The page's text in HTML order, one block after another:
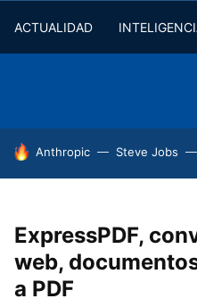
ACTUALIDAD
HOY SE HABLA DE
Anthropic Steve Jobs
ExpressPDF,
web,
a PDF